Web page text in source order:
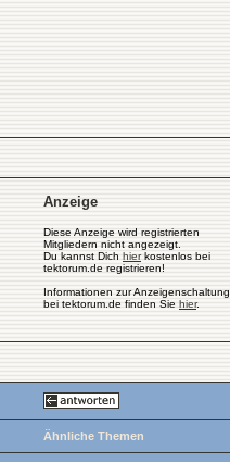
Anzeige
Diese Anzeige wird registrierten
Mitgliedern nicht angezeigt.
Du kannst Dich hierkostenlos bei
tektorum.de registrieren!
Informationen zur Anzeigenschaltung
bei tektorum.de finden Sie hier.
Ähnliche Themen